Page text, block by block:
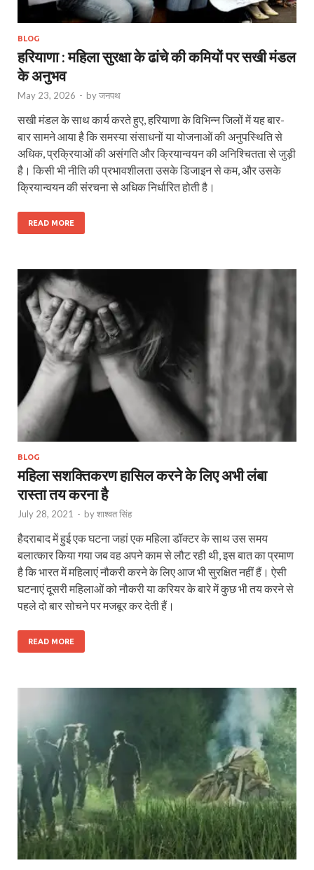
BLOG
हरियाणा : महिला सुरक्षा के ढांचे की कमियों पर सखी मंडल
के अनुभव
May 23, 2026 - byजनपथ
सखी मंडल के साथ कार्य करते हुए, हरियाणा के विभिन्न जिलों में यह बार-
बार सामने आया है कि समस्या संसाधनों या योजनाओं की अनुपस्थिति से
अधिक, प्रक्रियाओं की असंगति और क्रियान्वयन की अनिश्चितता से जुड़ी
है। किसी भी नीति की प्रभावशीलता उसके डिजाइन से कम, और उसके
क्रियान्वयन की संरचना से अधिक निर्धारित होती है।
READ MORE
BLOG
महिला सशक्तिकरण हासिल करने के लिए अभी लंबा
रास्ता तय करना है
July 28, 2021 - byशाश्वत सिंह
हैदराबाद में हुई एक घटना जहां एक महिला डॉक्टर के साथ उस समय
बलात्कार किया गया जब वह अपने काम से लौट रही थी, इस बात का प्रमाण
है कि भारत में महिलाएं नौकरी करने के लिए आज भी सुरक्षित नहीं हैं। ऐसी
घटनाएं दूसरी महिलाओं को नौकरी या करियर के बारे में कुछ भी तय करने से
पहले दो बार सोचने पर मजबूर कर देती हैं।
READ MORE